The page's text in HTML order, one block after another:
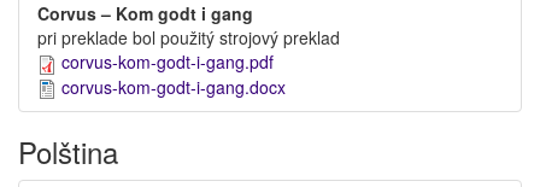
Corvus – Kom godt i gang
pri preklade bol použitý strojový preklad
corvus-kom-godt-i-gang.pdf
corvus-kom-godt-i-gang.docx
Polština